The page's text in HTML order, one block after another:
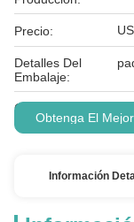
Precio:
Detalles Del
Embalaje:
Condiciones De
Pago:Obtenga El
Información